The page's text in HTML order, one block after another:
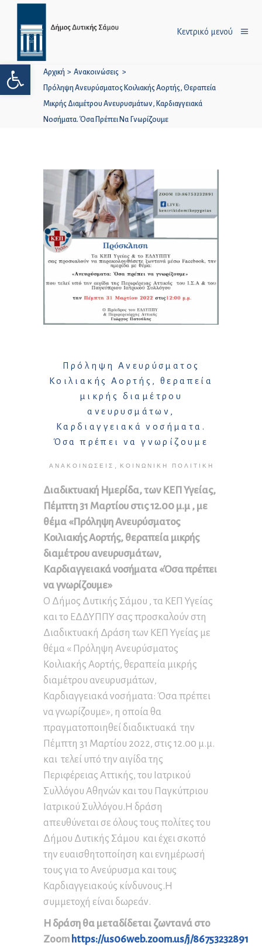
Ανοίξτε τη γραμμή εργαλείων
Κεντρικό μενού
Αρχική > Ανακοινώσεις >
Πρόληψη Ανευρύσματος Κοιλιακής Αορτής, Θεραπεία
Μικρής Διαμέτρου Ανευρυσμάτων, Καρδιαγγειακά
Νοσήματα. Όσα Πρέπει Να Γνωρίζουμε
Πρόληψη Ανευρύσματος
Κοιλιακής Αορτής, θεραπεία
μικρής διαμέτρου
ανευρυσμάτων,
Καρδιαγγειακά νοσήματα.
Όσα πρέπει να γνωρίζουμε
ΑΝΑΚΟΙΝΏΣΕΙΣ ΚΟΙΝΩΝΙΚΉ ΠΟΛΙΤΙΚΉ
Διαδικτυακή Ημερίδα, των ΚΕΠ Υγείας,
Πέμπτη 31 Μαρτίου στις 12.00 μ.μ , με
θέμα «Πρόληψη Ανευρύσματος
Κοιλιακής Αορτής, θεραπεία μικρής
διαμέτρου ανευρυσμάτων,
Καρδιαγγειακά νοσήματα «Όσα πρέπει
να γνωρίζουμε»
Ο Δήμος Δυτικής Σάμου , τα ΚΕΠ Υγείας
και το ΕΔΔΥΠΠΥ σας προσκαλούν στη
Διαδικτυακή Δράση των ΚΕΠ Υγείας με
θέμα « Πρόληψη Ανευρύσματος
Κοιλιακής Αορτής, θεραπεία μικρής
διαμέτρου ανευρυσμάτων,
Καρδιαγγειακά νοσήματα: Όσα πρέπει
να γνωρίζουμε», η οποία θα
πραγματοποιηθεί διαδικτυακά την
Πέμπτη 31 Μαρτίου 2022, στις 12.00 μ.μ.
και τελεί υπό την αιγίδα της
Περιφέρειας Αττικής, του Ιατρικού
Συλλόγου Αθηνών και του Παγκύπριου
Ιατρικού Συλλόγου.Η δράση
απευθύνεται σε όλους τους πολίτες του
Δήμου Δυτικής Σάμου και έχει σκοπό
την ευαισθητοποίηση και ενημέρωσή
τους για το Ανεύρυσμα και τους
Καρδιαγγειακούς κίνδυνους.Η
συμμετοχή είναι δωρεάν.
Η δράση θα μεταδίδεται ζωντανά στο
Zoom https://us06web.zoom.us/j/86753232891